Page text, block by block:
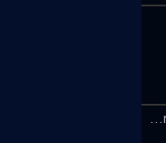
Suwon Samsung Bluewings